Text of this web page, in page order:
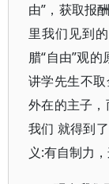
由”，获取报
里我们见到
腊“自由”观
讲学先生不
外在的主子，
我们 就得到
义:有自制力